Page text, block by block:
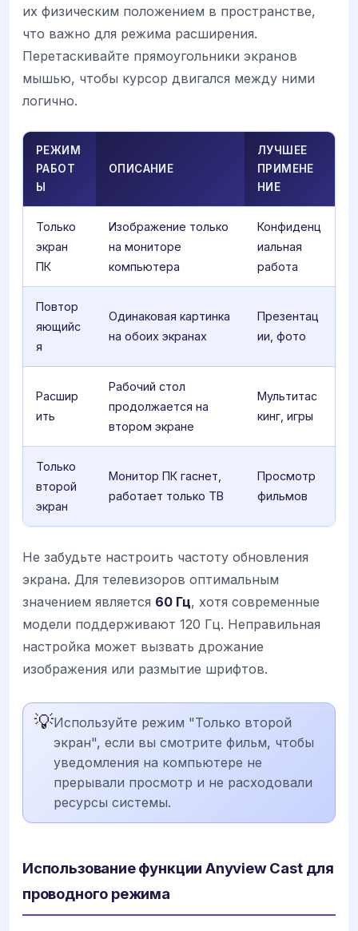
их физическим положением в пространстве,
что важно для режима расширения.
Перетаскивайте прямоугольники экранов
мышью, чтобы курсор двигался между ними
логично.
РЕЖИМ
РАБОТ
Ы
ОПИСАНИЕ
ЛУЧШЕЕ
ПРИМЕНЕ
НИЕ
Только
экран
ПК
Изображение только
на мониторе
компьютера
Конфиденц
иальная
работа
Повтор
яющийс
я
Одинаковая картинка
на обоих экранах
Презентац
ии, фото
Расшир
ить
Рабочий стол
продолжается на
втором экране
Мультитас
кинг, игры
Только
второй
экран
Монитор ПК гаснет,
работает только ТВ
Просмотр
фильмов
Не забудьте настроить частоту обновления
экрана. Для телевизоров оптимальным
значением является 60 Гц, хотя современные
модели поддерживают 120 Гц. Неправильная
настройка может вызвать дрожание
изображения или размытие шрифтов.
💡Используйте режим "Только второй
экран", если вы смотрите фильм, чтобы
уведомления на компьютере не
прерывали просмотр и не расходовали
ресурсы системы.
Использование функции Anyview Cast для
проводного режима